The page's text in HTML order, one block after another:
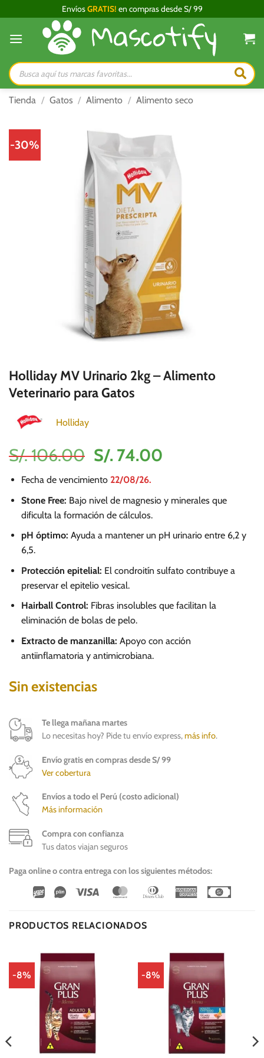
al
contenido
EnvíosGRATIS! en compras desde S/ 99
Búsqueda
de
productos
Tienda / Gatos / Alimento / Alimento seco
-30%
Holliday MV Urinario 2kg – Alimento
Veterinario para Gatos
Holliday
S/.106.00 El
precio
original
era:
S/.
106.00.
S/. 74.00El
es:
74.00.
Fecha de vencimiento 22/08/26.
Stone Free: Bajo nivel de magnesio y minerales que
dificulta la formación de cálculos.
pH óptimo: Ayuda a mantener un pH urinario entre 6,2 y
6,5.
Protección epitelial: El condroitín sulfato contribuye a
preservar el epitelio vesical.
Hairball Control: Fibras insolubles que facilitan la
eliminación de bolas de pelo.
Extracto de manzanilla: Apoyo con acción
antiinflamatoria y antimicrobiana.
Sin existencias
Te llega mañana martes
Lo necesitas hoy? Pide tu envío express,más info.
Envío gratis en compras desde S/ 99
Ver cobertura
Envíos a todo el Perú (costo adicional)
Más información
Compra con confianza
Tus datos viajan seguros
Paga online o contra entrega con los siguientes métodos:
Wirecard
Vipps Visa MasterCardDinners
American
PRODUCTOS RELACIONADOS
-8% -8%